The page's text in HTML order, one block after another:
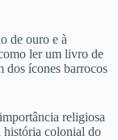
de ouro e à
ler um livro de
dos ícones barrocos
religiosa
história colonial do